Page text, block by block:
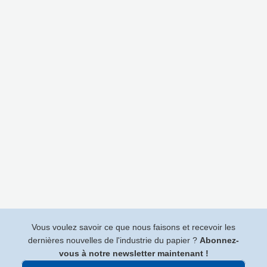
Vous voulez savoir ce que nous faisons et recevoir les
dernières nouvelles de l'industrie du papier ? Abonnez-
vous à notre newsletter maintenant !